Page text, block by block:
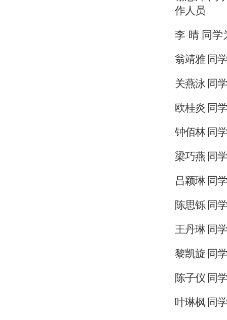
作人员
李 晴 同学
翁靖雅 同
关燕泳 同
欧桂炎 同
钟佰林 同
梁巧燕 同
吕颖琳 同
陈思铄 同
王丹琳 同
黎凯旋 同
陈子仪 同
叶琳枫 同